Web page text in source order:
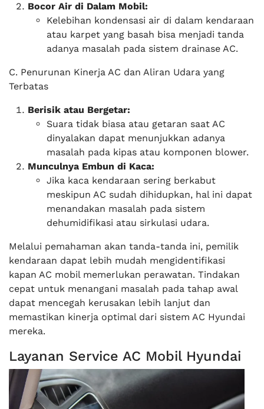
Bocor Air di Dalam Mobil:
Kelebihan kondensasi air di dalam kendaraan
atau karpet yang basah bisa menjadi tanda
adanya masalah pada sistem drainase AC.
C. Penurunan Kinerja AC dan Aliran Udara yang
Terbatas
Berisik atau Bergetar:
Suara tidak biasa atau getaran saat AC
dinyalakan dapat menunjukkan adanya
masalah pada kipas atau komponen blower.
Munculnya Embun di Kaca:
Jika kaca kendaraan sering berkabut
meskipun AC sudah dihidupkan, hal ini dapat
menandakan masalah pada sistem
dehumidifikasi atau sirkulasi udara.
Melalui pemahaman akan tanda-tanda ini, pemilik
kendaraan dapat lebih mudah mengidentifikasi
kapan AC mobil memerlukan perawatan. Tindakan
cepat untuk menangani masalah pada tahap awal
dapat mencegah kerusakan lebih lanjut dan
memastikan kinerja optimal dari sistem AC Hyundai
mereka.
Layanan Service AC Mobil Hyundai